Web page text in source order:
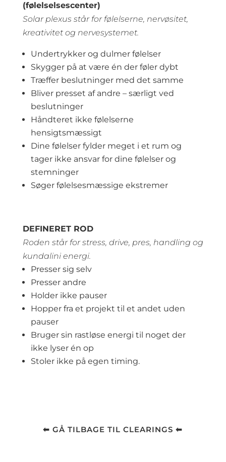
(følelselsescenter)
Solar plexus står for følelserne, nervøsitet,
kreativitet og nervesystemet.
Undertrykker og dulmer følelser
Skygger på at være én der føler dybt
Træffer beslutninger med det samme
Bliver presset af andre – særligt ved
beslutninger
Håndteret ikke følelserne
hensigtsmæssigt
Dine følelser fylder meget i et rum og
tager ikke ansvar for dine følelser og
stemninger
Søger følelsesmæssige ekstremer
DEFINERET ROD
Roden står for stress, drive, pres, handling og
kundalini energi.
Presser sig selv
Presser andre
Holder ikke pauser
Hopper fra et projekt til et andet uden
pauser
Bruger sin rastløse energi til noget der
ikke lyser én op
Stoler ikke på egen timing.
⬅ GÅ TILBAGE TIL CLEARINGS ⬅